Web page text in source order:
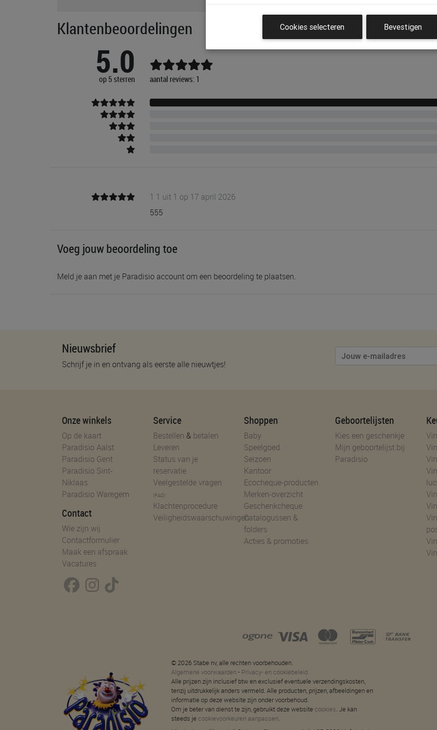
Klantenbeoordelingen
5.0
op 5 sterren aantal reviews: 1
1 1 uit 1 op 17 april 2026
555
Voeg jouw beoordeling toe
Meld je aan met je Paradisio account om een beoordeling te plaatsen.
Nieuwsbrief
Schrijf je in en ontvang als eerste alle nieuwtjes!
Onze winkels
Op de kaart
Paradisio Aalst
Paradisio Gent
Paradisio Sint-
Niklaas
Paradisio Waregem
Contact
Wie zijn wij
Contactformulier
Maak een afspraak
Vacatures
Service
Bestellen & betalen
Leveren
Status van je
reservatie
Veelgestelde vragen
(FAQ)
Klachtenprocedure
Veiligheidswaarschuwingen
Shoppen
Baby
Speelgoed
Seizoen
Kantoor
Ecocheque-producten
Merken-overzicht
Geschenkcheque
Catalogussen &
folders
Acties & promoties
Geboortelijsten
Kies een geschenkje
Mijn geboortelijst bij
Paradisio
© 2026 Stabe nv, alle rechten voorbehouden.
Algemene voorwaarden - Privacy- en cookiebeleid
Alle prijzen zijn inclusief btw en exclusief eventuele verzendingskosten,
tenzij uitdrukkelijk anders vermeld. Alle producten, prijzen, afbeeldingen en
informatie op deze website zijn onder voorbehoud.
Om je beter van dienst te zijn, gebruikt deze website cookies. Je kan
steeds je cookievoorkeuren aanpassen.
Cookies selecteren Bevestigen